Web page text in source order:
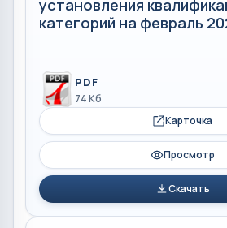
установления
категорий на февраль
PDF
74 Кб
Карточка
Просмотр
Скачать